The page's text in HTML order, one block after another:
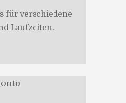
für verschiedene
Laufzeiten.